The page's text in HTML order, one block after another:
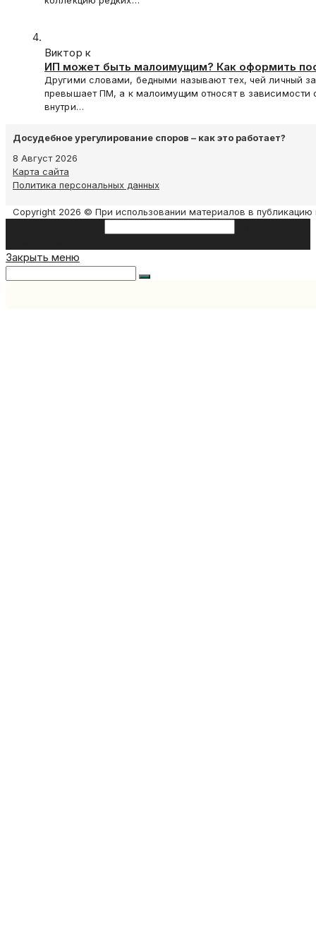
Виктор к
ИП может быть малоимущим? Как оформить
Другими словами, бедными называют тех, чей личный
превышает ПМ, а к малоимущим относят в зависимости
внутри…
Досудебное урегулирование споров – как это работает?
8 Август 2026
Карта сайта
Политика персональных данных
Copyright 2026 © При использовании материалов в
Закрыть меню